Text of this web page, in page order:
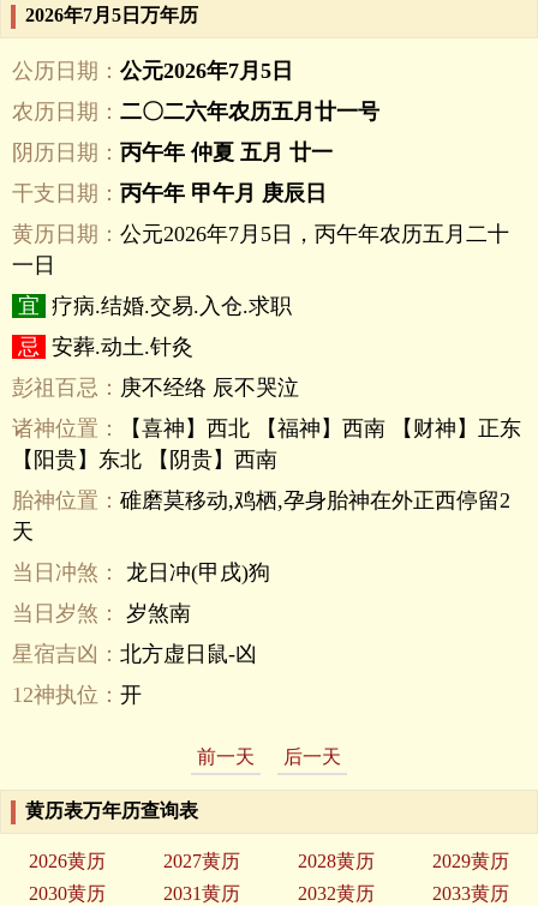
2026年7月5日万年历
公历日期： 公元2026年7月5日
农历日期： 二〇二六年农历五月廿一号
阴历日期： 丙午年 仲夏 五月 廿一
干支日期： 丙午年 甲午月 庚辰日
黄历日期： 公元2026年7月5日，丙午年农历五月二十
一日
宜 疗病.结婚.交易.入仓.求职
忌 安葬.动土.针灸
彭祖百忌： 庚不经络 辰不哭泣
诸神位置：
【喜神】西北 【福神】西南 【财神】正东
【阳贵】东北 【阴贵】西南
胎神位置： 碓磨莫移动,鸡栖,孕身胎神在外正西停留2
天
当日冲煞：
龙日冲(甲戌)狗
当日岁煞：
岁煞南
星宿吉凶： 北方虚日鼠-凶
12神执位： 开
前一天 后一天
黄历表万年历查询表
2026黄历 2027黄历 2028黄历
2029黄历
2030黄历
2031黄历 2032黄历
2033黄历